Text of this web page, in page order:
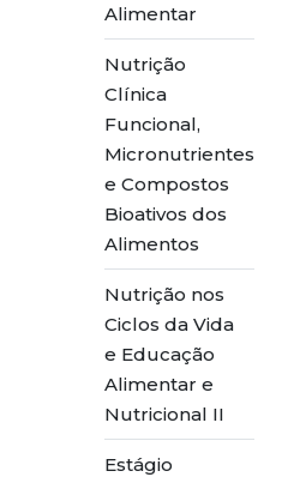
Alimentar
Nutrição
Clínica
Funcional,
Micronutrientes
e Compostos
Bioativos dos
Alimentos
Nutrição nos
Ciclos da Vida
e Educação
Alimentar e
Nutricional II
Estágio